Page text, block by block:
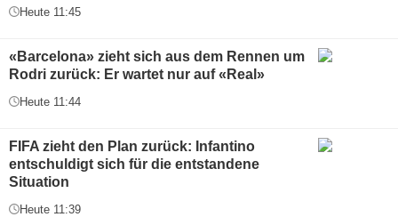
Heute 11:45
«Barcelona» zieht sich aus dem Rennen um
Rodri zurück: Er wartet nur auf «Real»
Heute 11:44
FIFA zieht den Plan zurück: Infantino
entschuldigt sich für die entstandene
Situation
Heute 11:39